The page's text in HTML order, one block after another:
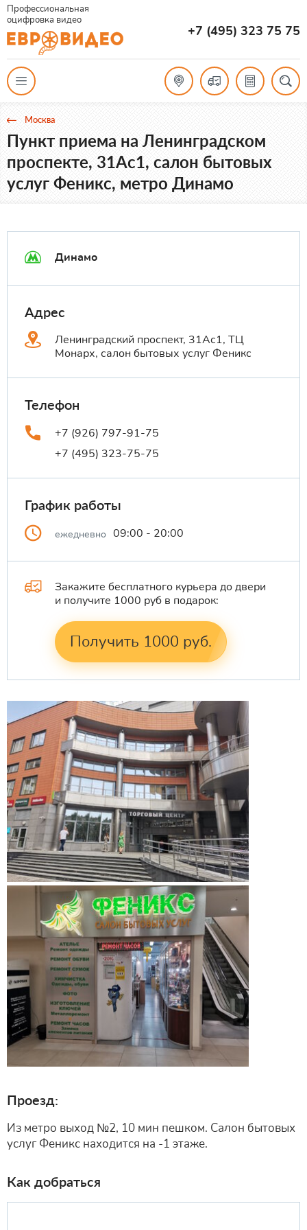
Профессиональная
оцифровка видео
+7 (495) 323 75 75
Москва
Пункт приема на Ленинградском
проспекте, 31Ас1, салон бытовых
услуг Феникс, метро Динамо
Проезд:
Из метро выход №2, 10 мин пешком. Салон бытовых
услуг Феникс находится на -1 этаже.
Как добраться
Динамо
Адрес
Ленинградский проспект, 31Ас1, ТЦ
Монарх, салон бытовых услуг Феникс
Телефон
+7 (926) 797-91-75
+7 (495) 323-75-75
График работы
ежедневно 09:00 - 20:00
Закажите бесплатного курьера до двери
и получите 1000 руб в подарок:
Получить 1000 руб.